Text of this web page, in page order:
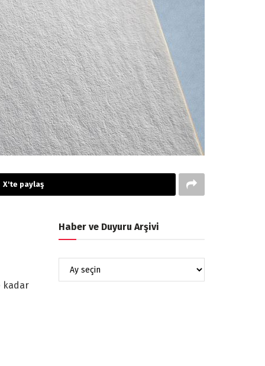
X'te paylaş
kadar
Haber ve Duyuru Arşivi